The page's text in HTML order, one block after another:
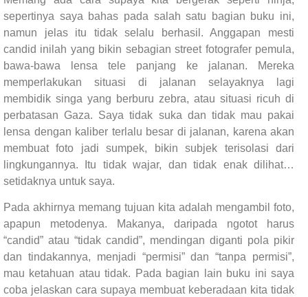
sepertinya saya bahas pada salah satu bagian buku ini,
namun jelas itu tidak selalu berhasil. Anggapan mesti
candid inilah yang bikin sebagian street fotografer pemula,
bawa-bawa lensa tele panjang ke jalanan. Mereka
memperlakukan situasi di jalanan selayaknya lagi
membidik singa yang berburu zebra, atau situasi ricuh di
perbatasan Gaza. Saya tidak suka dan tidak mau pakai
lensa dengan kaliber terlalu besar di jalanan, karena akan
membuat foto jadi sumpek, bikin subjek terisolasi dari
lingkungannya. Itu tidak wajar, dan tidak enak dilihat…
setidaknya untuk saya.
Pada akhirnya memang tujuan kita adalah mengambil foto,
apapun metodenya. Makanya, daripada ngotot harus
“candid” atau “tidak candid”, mendingan diganti pola pikir
dan tindakannya, menjadi “permisi” dan “tanpa permisi”,
mau ketahuan atau tidak. Pada bagian lain buku ini saya
coba jelaskan cara supaya membuat keberadaan kita tidak